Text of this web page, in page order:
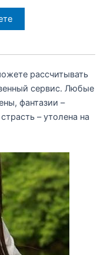
рассчитывать
сервис. Любые
фантазии –
– утолена на